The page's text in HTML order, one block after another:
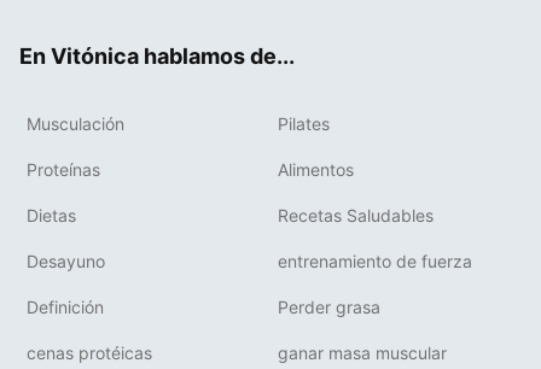
En Vitónica hablamos de...
Musculación Pilates
Proteínas Alimentos
Dietas Recetas Saludables
Desayuno entrenamiento de fuerza
Definición Perder grasa
cenas protéicas ganar masa muscular